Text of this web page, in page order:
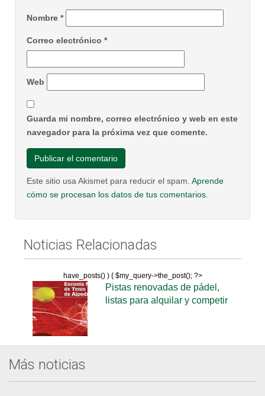
Nombre *
Correo electrónico *
Web
Guarda mi nombre, correo electrónico y web en este
navegador para la próxima vez que comente.
Este sitio usa Akismet para reducir el spam. Aprende
cómo se procesan los datos de tus comentarios.
Noticias Relacionadas
have_posts() ) { $my_query->the_post(); ?>
Pistas renovadas de pádel,
listas para alquilar y competir
Más noticias